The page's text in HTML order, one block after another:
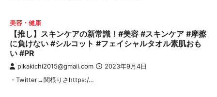
美容・健康
【推し】スキンケアの新常識！#美容 #スキンケア #摩擦
に負けない #シルコット #フェイシャルタオル素肌おも
い #PR
pikakichi2015@gmail.com 2023年9月4日
・Twitter→関根りさhttps:/…